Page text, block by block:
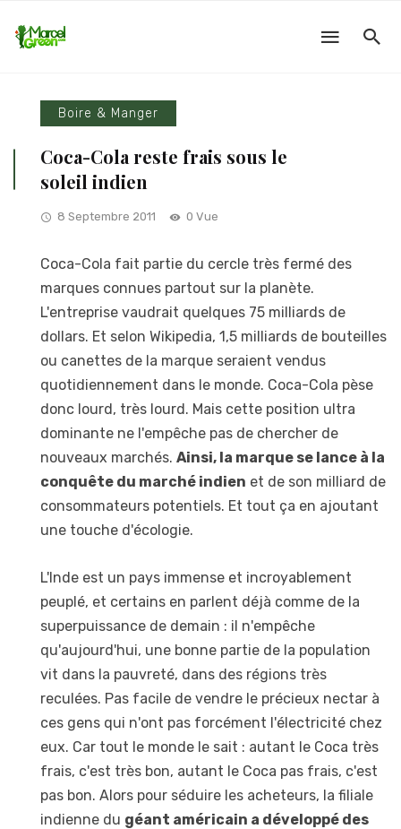
Boire & Manger
Coca-Cola reste frais sous le
soleil indien
8 Septembre 2011 0 Vue
Coca-Cola fait partie du cercle très fermé des
marques connues partout sur la planète.
L'entreprise vaudrait quelques 75 milliards de
dollars. Et selon Wikipedia, 1,5 milliards de bouteilles
ou canettes de la marque seraient vendus
quotidiennement dans le monde. Coca-Cola pèse
donc lourd, très lourd. Mais cette position ultra
dominante ne l'empêche pas de chercher de
nouveaux marchés. Ainsi, la marque se lance à la
conquête du marché indien et de son milliard de
consommateurs potentiels. Et tout ça en ajoutant
une touche d'écologie.
L'Inde est un pays immense et incroyablement
peuplé, et certains en parlent déjà comme de la
superpuissance de demain : il n'empêche
qu'aujourd'hui, une bonne partie de la population
vit dans la pauvreté, dans des régions très
reculées. Pas facile de vendre le précieux nectar à
ces gens qui n'ont pas forcément l'électricité chez
eux. Car tout le monde le sait : autant le Coca très
frais, c'est très bon, autant le Coca pas frais, c'est
pas bon. Alors pour séduire les acheteurs, la filiale
indienne du géant américain a développé des